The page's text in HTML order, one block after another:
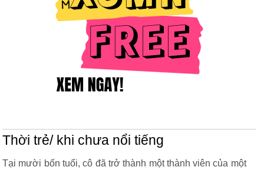
Thời trẻ/ khi chưa nổi tiếng
Tại mười bốn tuổi, cô đã trở thành một thành viên của một